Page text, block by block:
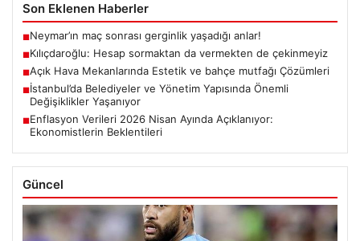
Son Eklenen Haberler
■Neymar’ın maç sonrası gerginlik yaşadığı anlar!
■Kılıçdaroğlu: Hesap sormaktan da vermekten de çekinmeyiz
■Açık Hava Mekanlarında Estetik ve bahçe mutfağı Çözümleri
■İstanbul’da Belediyeler ve Yönetim Yapısında Önemli
Değişiklikler Yaşanıyor
■Enflasyon Verileri 2026 Nisan Ayında Açıklanıyor:
Ekonomistlerin Beklentileri
Güncel